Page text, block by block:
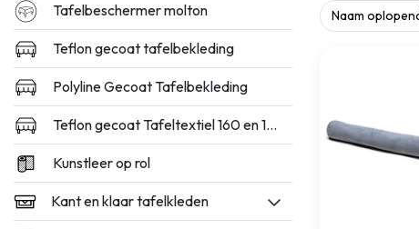
Tafelbeschermer molton
Teflon gecoat tafelbekleding
Polyline Gecoat Tafelbekleding
Teflon gecoat Tafeltextiel 160 en 180cm breed
Kunstleer op rol
Kant en klaar tafelkleden